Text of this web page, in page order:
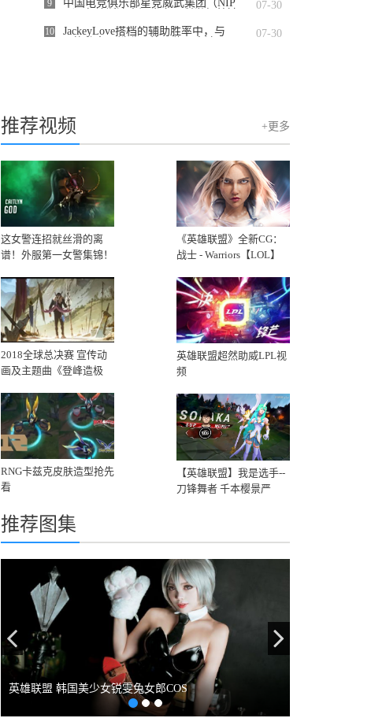
9
中国电竞俱乐部星竞威武集团（NIP
仪式
07-30
10
JackeyLove搭档的辅助胜率中，与
07-30
推荐视频 +更多
这女警连招就丝滑的离
谱！外服第一女警集锦！
《英雄联盟》全新CG：
战士 - Warriors【LOL】
2018全球总决赛 宣传动
画及主题曲《登峰造极
英雄联盟超然助威LPL视
频
RNG卡兹克皮肤造型抢先
看
【英雄联盟】我是选手--
刀锋舞者 千本樱景严
推荐图集
英雄联盟 韩国美少女锐雯兔女郎COS
Previous